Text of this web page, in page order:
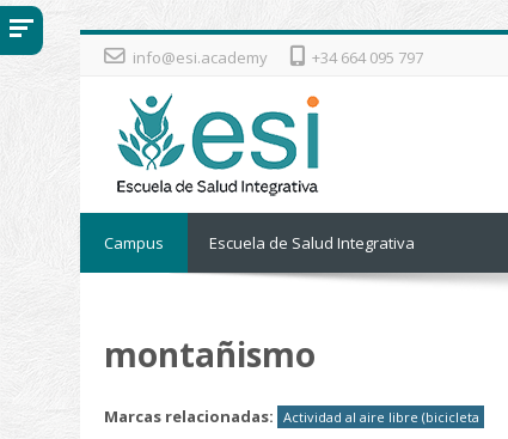
Salta al contenido principal
info@esi.academy +34 664 095 797
Campus Escuela de Salud Integrativa
montañismo
Marcas relacionadas: Actividad al aire libre (bicicleta